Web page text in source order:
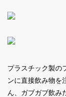
プラスチック製の
ンに直接飲み物を
ん、ガブガブ飲み